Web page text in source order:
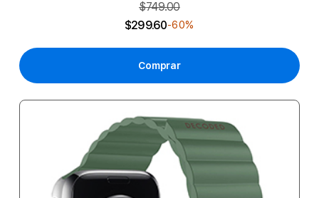
$749.00
$299.60-60%
Comprar